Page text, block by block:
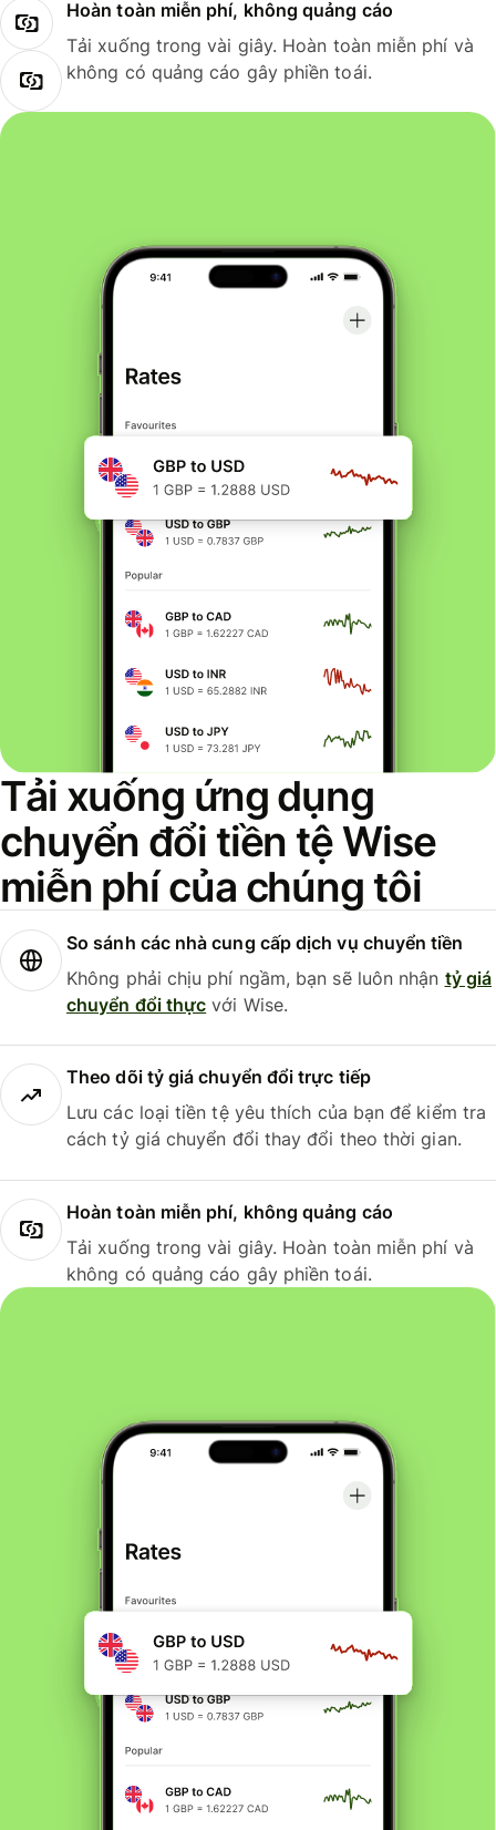
Hoàn toàn miễn phí, không quảng cáo
Tải xuống trong vài giây. Hoàn toàn miễn phí và
không có quảng cáo gây phiền toái.
Tải xuống ứng dụng
chuyển đổi tiền tệ Wise
miễn phí của chúng tôi
So sánh các nhà cung cấp dịch vụ chuyển tiền
Không phải chịu phí ngầm, bạn sẽ luôn nhận tỷ giá
chuyển đổi thực với Wise.
Theo dõi tỷ giá chuyển đổi trực tiếp
Lưu các loại tiền tệ yêu thích của bạn để kiểm tra
cách tỷ giá chuyển đổi thay đổi theo thời gian.
Hoàn toàn miễn phí, không quảng cáo
Tải xuống trong vài giây. Hoàn toàn miễn phí và
không có quảng cáo gây phiền toái.